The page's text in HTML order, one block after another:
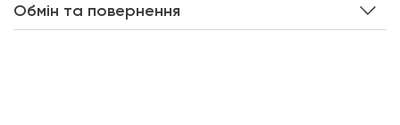
Обмін та повернення